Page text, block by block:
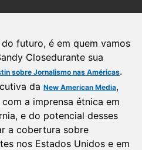
futuro, é em quem vamos
Closedurante sua
sobre Jornalismo nas Américas.
da New American Media,
a imprensa étnica em
e do potencial desses
a cobertura sobre
nos Estados Unidos e em